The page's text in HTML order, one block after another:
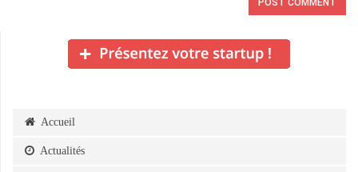
Accueil
Actualités